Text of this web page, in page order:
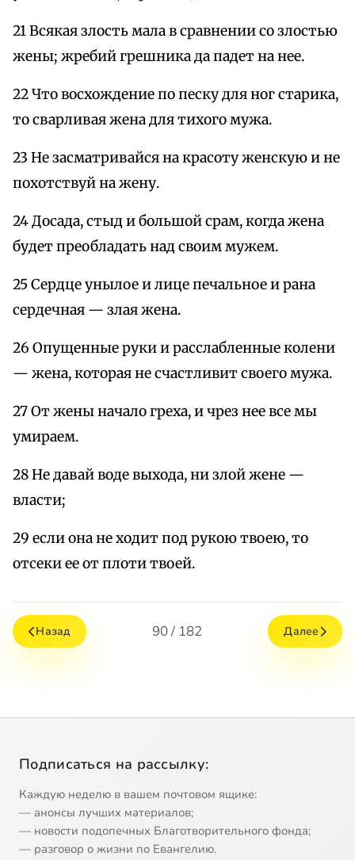
21 Всякая злость мала в сравнении со злостью
жены; жребий грешника да падет на нее.
22 Что восхождение по песку для ног старика,
то сварливая жена для тихого мужа.
23 Не засматривайся на красоту женскую и не
похотствуй на жену.
24 Досада, стыд и большой срам, когда жена
будет преобладать над своим мужем.
25 Сердце унылое и лице печальное и рана
сердечная — злая жена.
26 Опущенные руки и расслабленные колени
— жена, которая не счастливит своего мужа.
27 От жены начало греха, и чрез нее все мы
умираем.
28 Не давай воде выхода, ни злой жене —
власти;
29 если она не ходит под рукою твоею, то
отсеки ее от плоти твоей.
Назад 90 / 182 Далее
Подписаться на рассылку:
Каждую неделю в вашем почтовом ящике:
— анонсы лучших материалов;
— новости подопечных Благотворительного фонда;
— разговор о жизни по Евангелию.